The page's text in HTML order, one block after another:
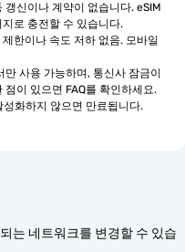
신이나 계약이 없습니다. eSIM
로 충전할 수 있습니다.
한이나 속도 저하 없음. 모바일
사용 가능하며, 통신사 잠금이
이 있으면 FAQ를 확인하세요.
화하지 않으면 만료됩니다.
는 네트워크를 변경할 수 있습